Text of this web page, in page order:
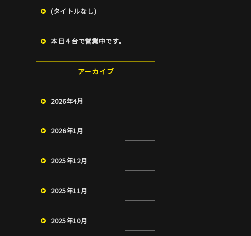
(タイトルなし)
本日４台で営業中です。
アーカイブ
2026年4月
2026年1月
2025年12月
2025年11月
2025年10月